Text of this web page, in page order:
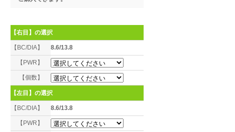
【右目】 の選択
【BC/DIA】 8.6/13.8
【PWR】
【個数】
【左目】 の選択
【BC/DIA】 8.6/13.8
【PWR】